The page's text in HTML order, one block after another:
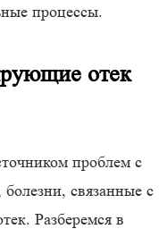
процессы.
отек
проблем с
связанные с
Разберемся в